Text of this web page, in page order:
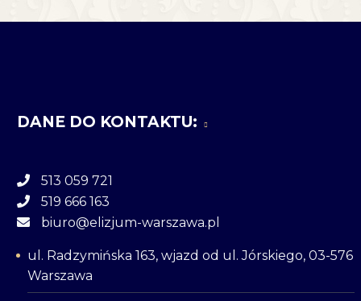
DANE DO KONTAKTU:
513 059 721
519 666 163
biuro@elizjum-warszawa.pl
ul. Radzymińska 163, wjazd od ul. Jórskiego, 03-576
Warszawa